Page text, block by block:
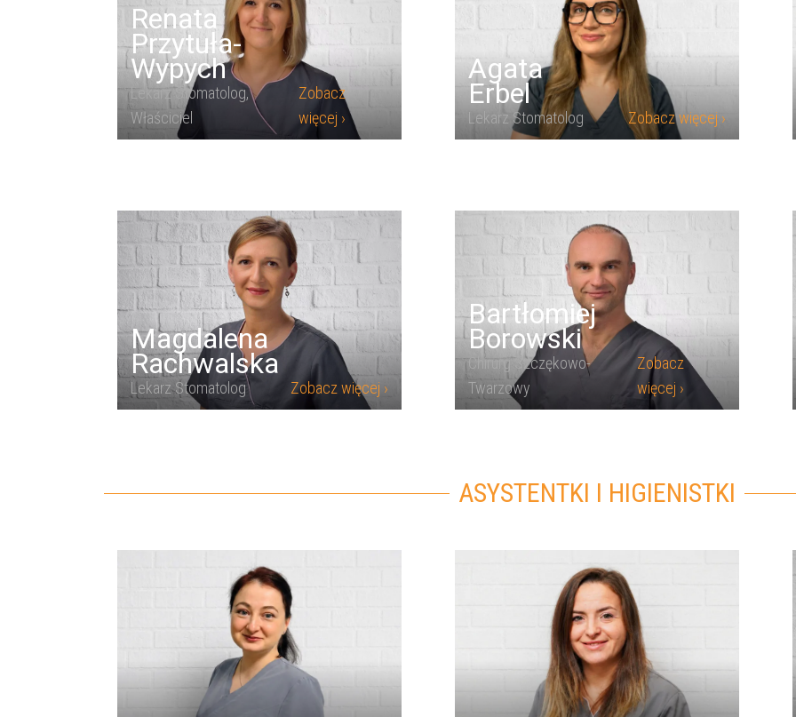
Renata
Przytuła-
Wypych
Lekarz Stomatolog,
Właściciel
Zobacz
więcej ›
Agata
Erbel
Lekarz Stomatolog Zobacz więcej ›
Magdalena
Rachwalska
Lekarz Stomatolog Zobacz więcej ›
Bartłomiej
Borowski
Chirurg Szczękowo-
Twarzowy
Zobacz
więcej ›
ASYSTENTKI I HIGIENISTKI